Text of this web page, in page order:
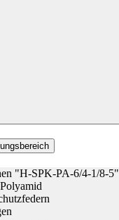
"H-SPK-PA-6/4-1/8-5"